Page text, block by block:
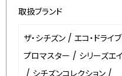
取扱ブランド
ザ・シチズン / エコ・ドライ
プロマスター / シリーズエ
/ シチズンコレクション /